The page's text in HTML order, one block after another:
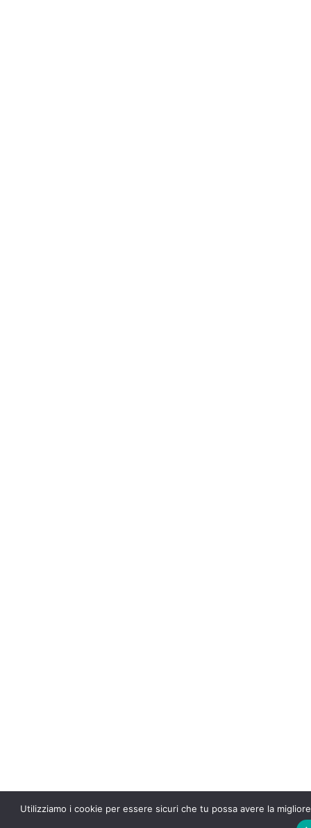
Utilizziamo i cookie per essere sicuri che tu possa avere la